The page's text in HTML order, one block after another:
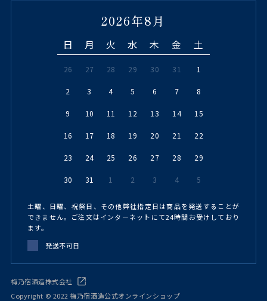
2026年8月
日 月 火 水 木 金 土
26 27 28 29 30 31 1
2 3 4 5 6 7 8
9 10 11 12 13 14 15
16 17 18 19 20 21 22
23 24 25 26 27 28 29
30 31 1 2 3 4 5
土曜、日曜、祝祭日、その他弊社指定日は商品を発送することが
できません。ご注文はインターネットにて24時間お受けしており
ます。
発送不可日
梅乃宿酒造株式会社
Copyright © 2022 梅乃宿酒造公式オンラインショップ